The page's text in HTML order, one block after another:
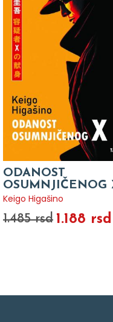
ODANOST
OSUMNJIČENOG
Keigo Higašino
1.485 rsd 1.188 rsd